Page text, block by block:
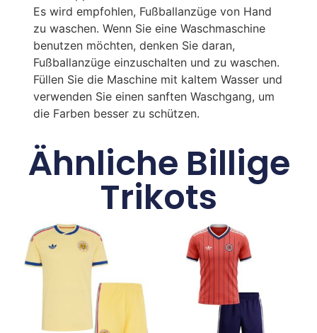
Es wird empfohlen, Fußballanzüge von Hand
zu waschen. Wenn Sie eine Waschmaschine
benutzen möchten, denken Sie daran,
Fußballanzüge einzuschalten und zu waschen.
Füllen Sie die Maschine mit kaltem Wasser und
verwenden Sie einen sanften Waschgang, um
die Farben besser zu schützen.
Ähnliche Billige
Trikots